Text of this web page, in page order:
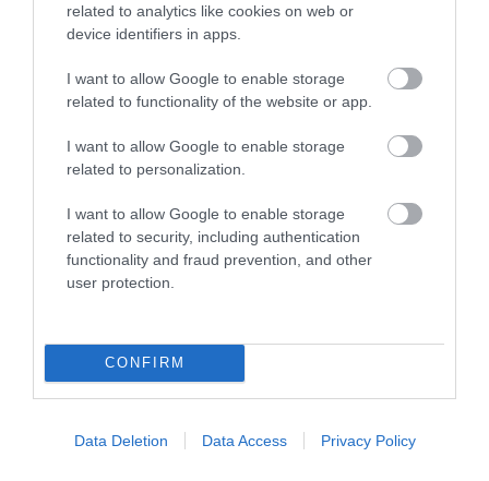
related to analytics like cookies on web or
device identifiers in apps.
I want to allow Google to enable storage
related to functionality of the website or app.
I want to allow Google to enable storage
related to personalization.
I want to allow Google to enable storage
related to security, including authentication
functionality and fraud prevention, and other
user protection.
CONFIRM
Data Deletion Data Access Privacy Policy
One Teaspoon And All The Worms In The Body
Die Instantly
391 82 122
7 h 6 min